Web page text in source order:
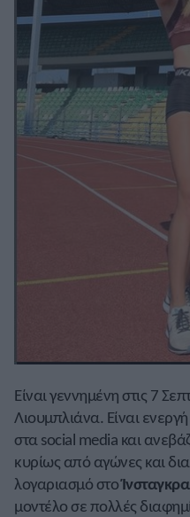
Είναι γεννημένη στις 7
Λιουμπλιάνα. Είναι
στα social media και
κυρίως από αγώνες και
λογαριασμό στο
μοντέλο σε πολλές